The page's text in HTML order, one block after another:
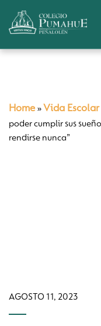
Home » Vida Escolar
poder cumplir sus
rendirse nunca”
AGOSTO 11, 2023